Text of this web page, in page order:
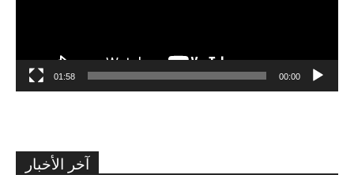
00:00
01:58
آخر الأخبار